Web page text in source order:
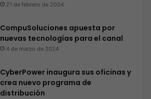
21 de febrero de 2024
CompuSoluciones apuesta por
nuevas tecnologías para el canal
4 de marzo de 2024
CyberPower inaugura sus oficinas y
crea nuevo programa de
distribución